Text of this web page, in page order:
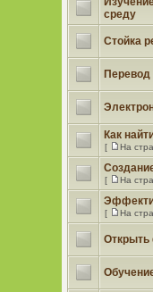
среду
Стойка
Перевод
Как
[ На
[ На
[ На